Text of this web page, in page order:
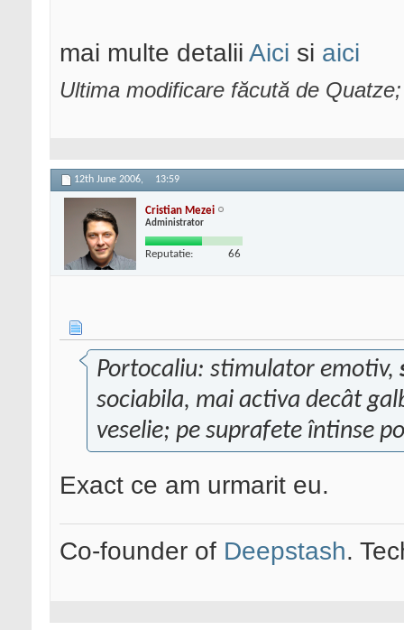
mai multe detalii Aici si aici
Ultima modificare făcută de
12th June 2006, 13:59
Cristian Mezei
Administrator
Reputatie: 66
Portocaliu: stimulator emotiv,
sociabila, mai activa decât
veselie; pe suprafete întinse
Exact ce am urmarit eu.
Co-founder of Deepstash.